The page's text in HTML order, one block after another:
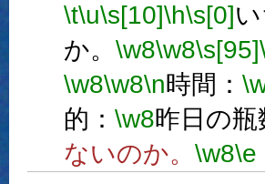
\t\u\s[10]\h\s[0]
か。 \w8\w8\s[95]
\w8\w8\n時間：
的： \w8昨日の瓶
ないのか。 \w8\e